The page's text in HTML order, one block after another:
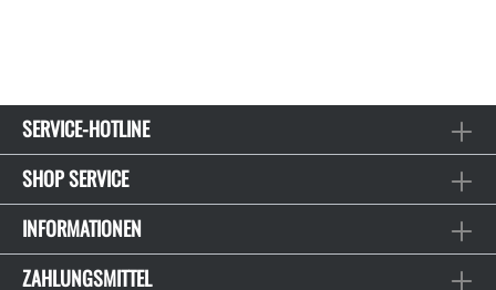
SERVICE-HOTLINE
SHOP SERVICE
INFORMATIONEN
ZAHLUNGSMITTEL